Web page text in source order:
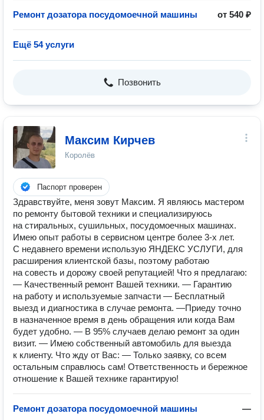
Ремонт дозатора посудомоечной машины от 540 ₽
Ещё 54 услуги
Позвонить
Максим Кирчев
Королёв
Паспорт проверен
Здравствуйте, меня зовут Максим. Я являюсь мастером
по ремонту бытовой техники и специализируюсь
на стиральных, сушильных, посудомоечных машинах.
Имею опыт работы в сервисном центре более 3-х лет.
С недавнего времени использую ЯНДЕКС УСЛУГИ, для
расширения клиентской базы, поэтому работаю
на совесть и дорожу своей репутацией! Что я предлагаю:
— Качественный ремонт Вашей техники. — Гарантию
на работу и используемые запчасти — Бесплатный
выезд и диагностика в случае ремонта. —Приеду точно
в назначенное время в день обращения или когда Вам
будет удобно. — В 95% случаев делаю ремонт за один
визит. — Имею собственный автомобиль для выезда
к клиенту. Что жду от Вас: — Только заявку, со всем
остальным справлюсь сам! Ответственность и бережное
отношение к Вашей технике гарантирую!
Ремонт дозатора посудомоечной машины —